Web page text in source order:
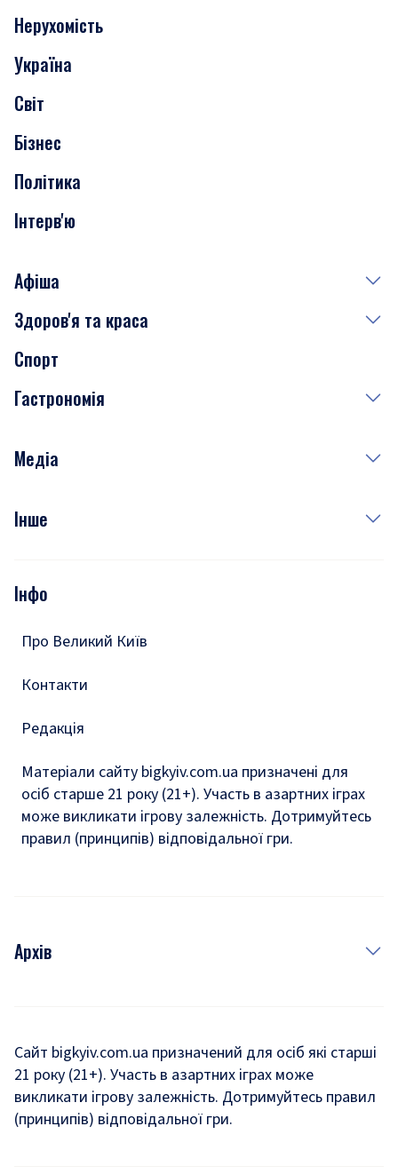
Події
Скандали
Нерухомість
Транспорт
Нерухомість
Україна
Світ
Бізнес
Політика
Інтерв'ю
Афіша
Сьогодні
Завтра
Субота
Здоров'я та краса
Медицина
Краса
Спорт
Гастрономія
Рецепти
Медіа
Фото
Подкасти
Інше
Тести
Інфо
Про Великий Київ
Контакти
Редакція
Матеріали сайту bigkyiv.com.ua призначені для
осіб старше 21 року (21+). Участь в азартних іграх
може викликати ігрову залежність. Дотримуйтесь
правил (принципів) відповідальної гри.
Архів
Комуналка
Хроніки війни
Сайт bigkyiv.com.ua призначений для осіб які старші
21 року (21+). Участь в азартних іграх може
викликати ігрову залежність. Дотримуйтесь правил
(принципів) відповідальної гри.